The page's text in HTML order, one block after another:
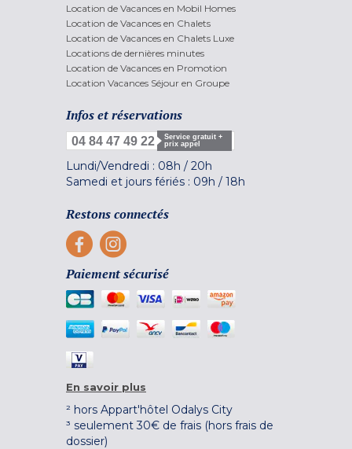
Location de Vacances en Mobil Homes
Location de Vacances en Chalets
Location de Vacances en Chalets Luxe
Locations de dernières minutes
Location de Vacances en Promotion
Location Vacances Séjour en Groupe
Infos et réservations
04 84 47 49 22
Service gratuit +
prix appel
Lundi/Vendredi : 08h / 20h
Samedi et jours fériés : 09h / 18h
Restons connectés
Paiement sécurisé
En savoir plus
² hors Appart'hôtel Odalys City
³ seulement 30€ de frais (hors frais de
dossier)